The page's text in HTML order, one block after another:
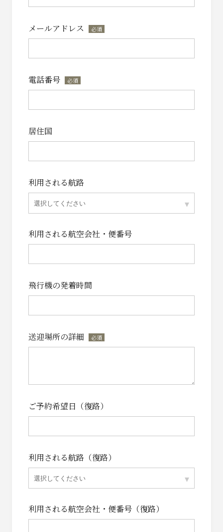
メールアドレス *
電話番号 *
居住国
利用される航路
選択してください ▾
利用される航空会社・便番号
飛行機の発着時間
送迎場所の詳細 *
ご予約希望日（復路）
利用される航路（復路）
選択してください ▾
利用される航空会社・便番号（復路）